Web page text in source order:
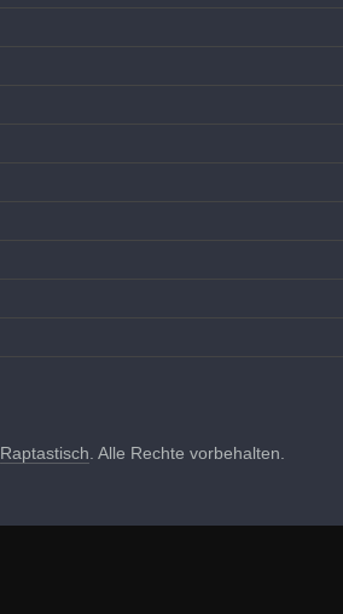
Raptastisch . Alle Rechte vorbehalten.